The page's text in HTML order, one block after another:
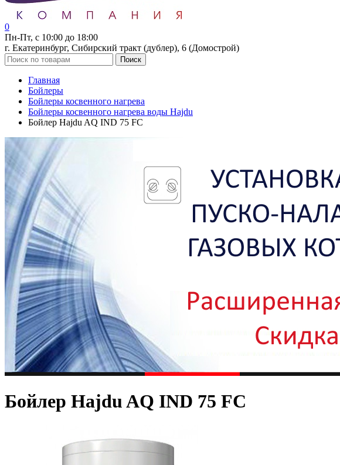
0
Пн-Пт, с 10:00 до 18:00
г. Екатеринбург, Сибирский тракт (дублер), 6 (Домострой)
Поиск
Главная
Бойлеры
Бойлеры косвенного нагрева
Бойлеры косвенного нагрева воды Hajdu
Бойлер Hajdu AQ IND 75 FC
Бойлер Hajdu AQ IND 75 FC